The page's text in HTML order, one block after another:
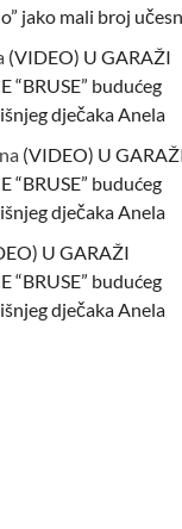
jako mali broj
(VIDEO) U GARAŽI
“BRUSE” budućeg
dječaka Anela
na (VIDEO) U
“BRUSE” budućeg
dječaka Anela
U GARAŽI
“BRUSE” budućeg
dječaka Anela